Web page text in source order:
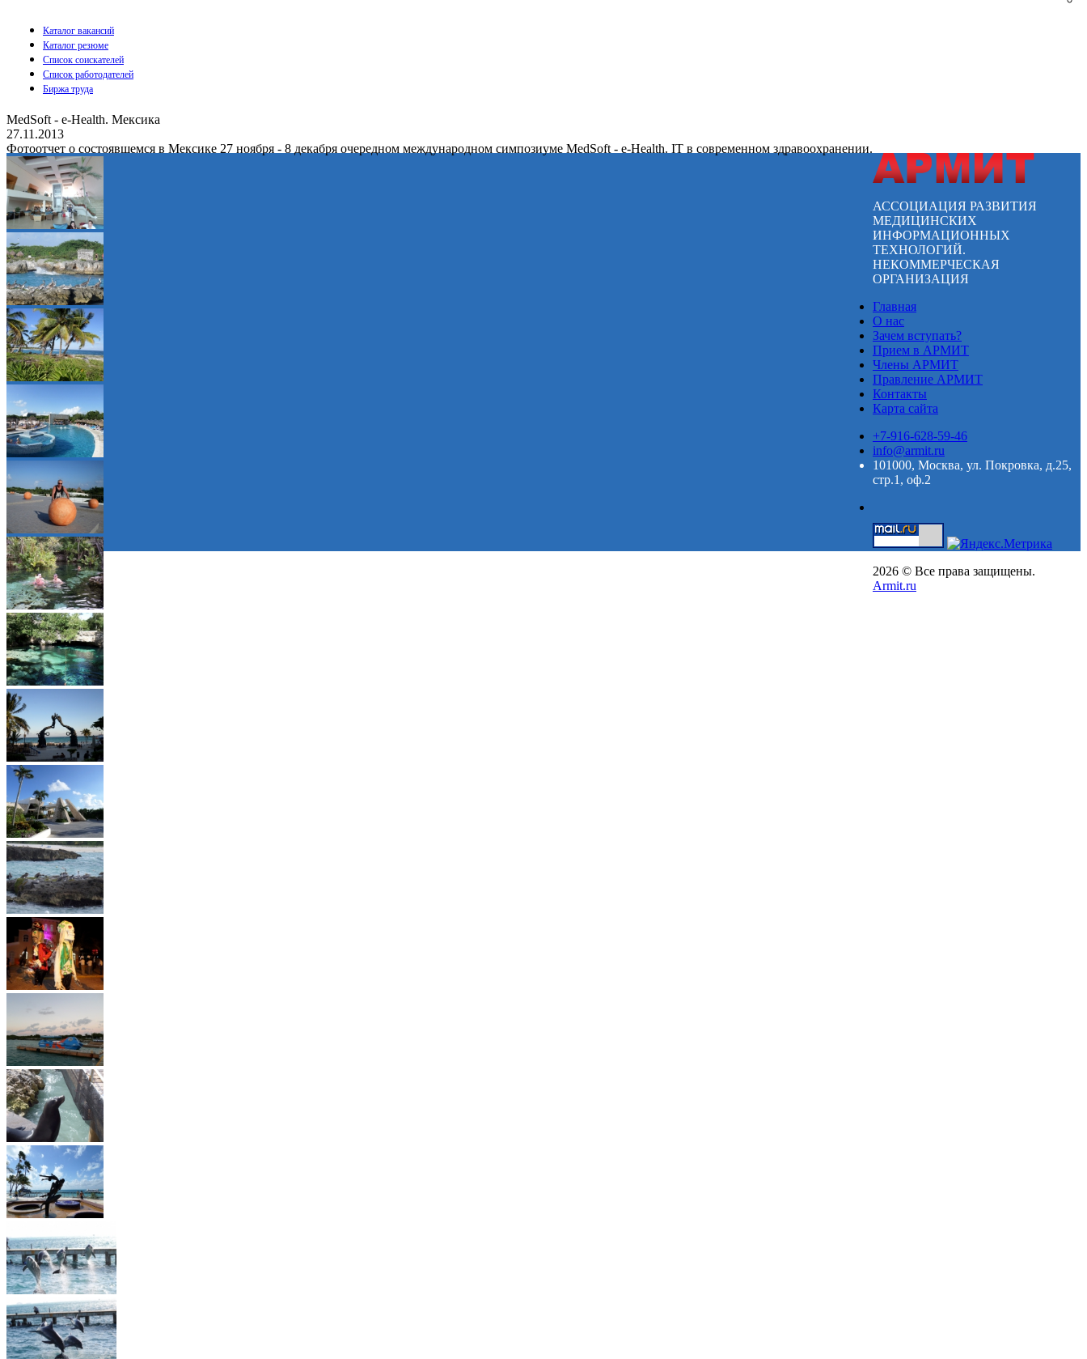
Каталог вакансий
Каталог резюме
Список соискателей
Список работодателей
Биржа труда
MedSoft - e-Health. Мексика
27.11.2013
Фотоотчет о состоявшемся в Мексике 27 ноября - 8 декабря очередном международном симпозиуме MedSoft - e-Health. IT в современном здравоохранении.
АССОЦИАЦИЯ РАЗВИТИЯ
МЕДИЦИНСКИХ
ИНФОРМАЦИОННЫХ
ТЕХНОЛОГИЙ.
НЕКОММЕРЧЕСКАЯ
ОРГАНИЗАЦИЯ
Главная
О нас
Зачем вступать?
Прием в АРМИТ
Члены АРМИТ
Правление АРМИТ
Контакты
Карта сайта
+7-916-628-59-46
info@armit.ru
101000, Москва, ул. Покровка, д.25,
стр.1, оф.2
2026 © Все права защищены.
Armit.ru